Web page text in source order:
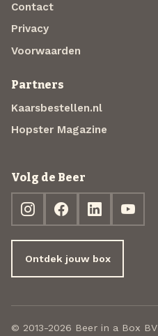
Contact
Privacy
Voorwaarden
Partners
Kaarsbestellen.nl
Hopster Magazine
Volg de Beer
Ontdek jouw box
© 2013-2026 Beer in a Box BV